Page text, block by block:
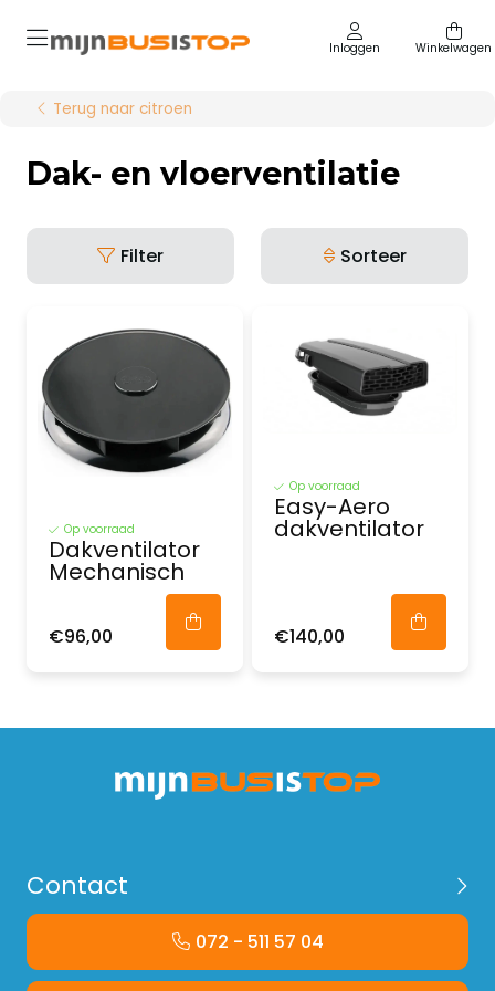
Inloggen Winkelwagen
Terug naar citroen
Dak- en vloerventilatie
Filter Sorteer
Op voorraad
Dakventilator
Mechanisch
€96,00
Op voorraad
Easy-Aero
dakventilator
€140,00
Contact
072 - 511 57 04